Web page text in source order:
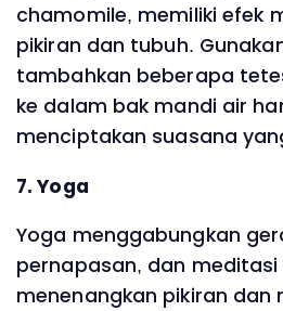
chamomile, memiliki efek
pikiran dan tubuh.
tambahkan beberapa
ke dalam bak mandi air
menciptakan suasana
7. Yoga
Yoga menggabungkan
pernapasan, dan
menenangkan pikiran dan